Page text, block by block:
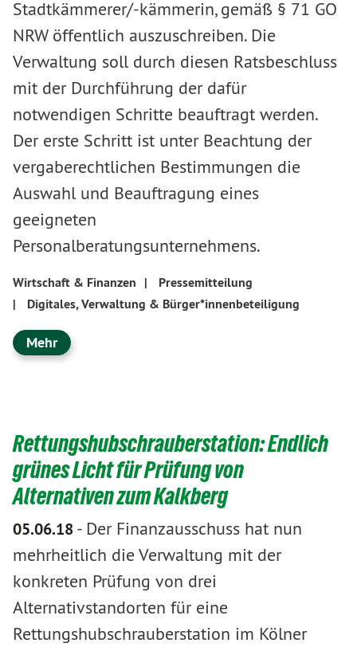
Stadtkämmerer/-kämmerin, gemäß § 71 GO
NRW öffentlich auszuschreiben. Die
Verwaltung soll durch diesen Ratsbeschluss
mit der Durchführung der dafür
notwendigen Schritte beauftragt werden.
Der erste Schritt ist unter Beachtung der
vergaberechtlichen Bestimmungen die
Auswahl und Beauftragung eines
geeigneten
Personalberatungsunternehmens.
Wirtschaft & Finanzen |
Pressemitteilung
|
Digitales, Verwaltung & Bürger*innenbeteiligung
Mehr
Rettungshubschrauberstation: Endlich
grünes Licht für Prüfung von
Alternativen zum Kalkberg
05.06.18- Der Finanzausschuss hat nun
mehrheitlich die Verwaltung mit der
konkreten Prüfung von drei
Alternativstandorten für eine
Rettungshubschrauberstation im Kölner